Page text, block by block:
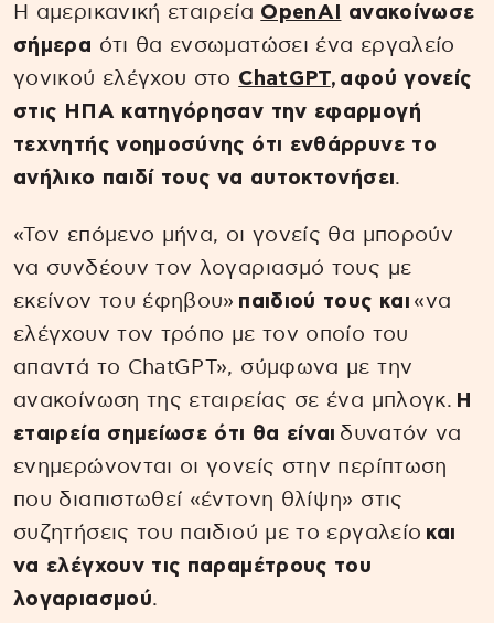
Η αμερικανική εταιρεία OpenAI
ανακοίνωσε
σήμερα ότι θα ενσωματώσει ένα εργαλείο
γονικού ελέγχου στο ChatGPT, αφού γονείς
στις ΗΠΑ κατηγόρησαν την εφαρμογή
τεχνητής νοημοσύνης ότι ενθάρρυνε το
ανήλικο παιδί τους να αυτοκτονήσει.
«Τον επόμενο μήνα, οι γονείς θα μπορούν
να συνδέουν τον λογαριασμό τους με
εκείνον του έφηβου» παιδιού τους και «να
ελέγχουν τον τρόπο με τον οποίο του
απαντά το ChatGPT», σύμφωνα με την
ανακοίνωση της εταιρείας σε ένα μπλογκ. Η
εταιρεία σημείωσε ότι θα είναι δυνατόν να
ενημερώνονται οι γονείς στην περίπτωση
που διαπιστωθεί «έντονη θλίψη» στις
συζητήσεις του παιδιού με το εργαλείο και
να ελέγχουν τις παραμέτρους του
λογαριασμού.